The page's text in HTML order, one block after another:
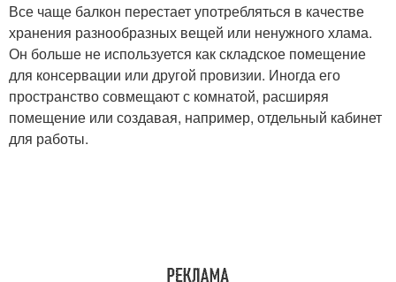
Все чаще балкон перестает употребляться в качестве
хранения разнообразных вещей или ненужного хлама.
Он больше не используется как складское помещение
для консервации или другой провизии. Иногда его
пространство совмещают с комнатой, расширяя
помещение или создавая, например, отдельный кабинет
для работы.